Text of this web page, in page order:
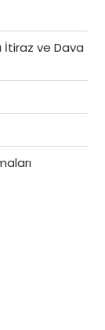
İtiraz ve Dava